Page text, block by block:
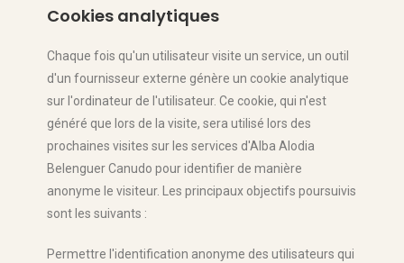
Cookies analytiques
Chaque fois qu'un utilisateur visite un service, un outil
d'un fournisseur externe génère un cookie analytique
sur l'ordinateur de l'utilisateur. Ce cookie, qui n'est
généré que lors de la visite, sera utilisé lors des
prochaines visites sur les services d'Alba Alodia
Belenguer Canudo pour identifier de manière
anonyme le visiteur. Les principaux objectifs poursuivis
sont les suivants :
Permettre l'identification anonyme des utilisateurs qui